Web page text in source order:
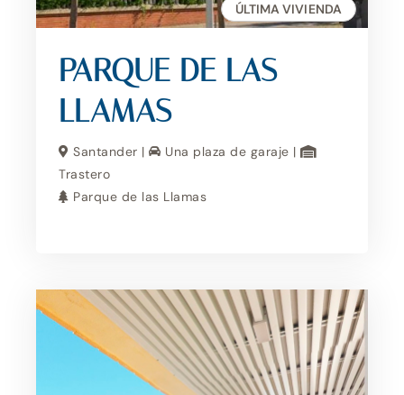
ÚLTIMA VIVIENDA
PARQUE DE LAS
LLAMAS
Santander |
Una plaza de garaje |
Trastero
Parque de las Llamas